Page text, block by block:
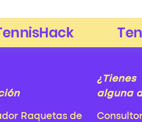
Raquetas de
¿Tienes
alguna